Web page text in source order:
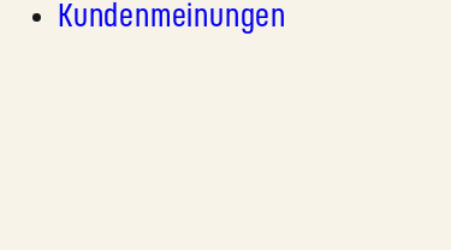
Kundenmeinungen